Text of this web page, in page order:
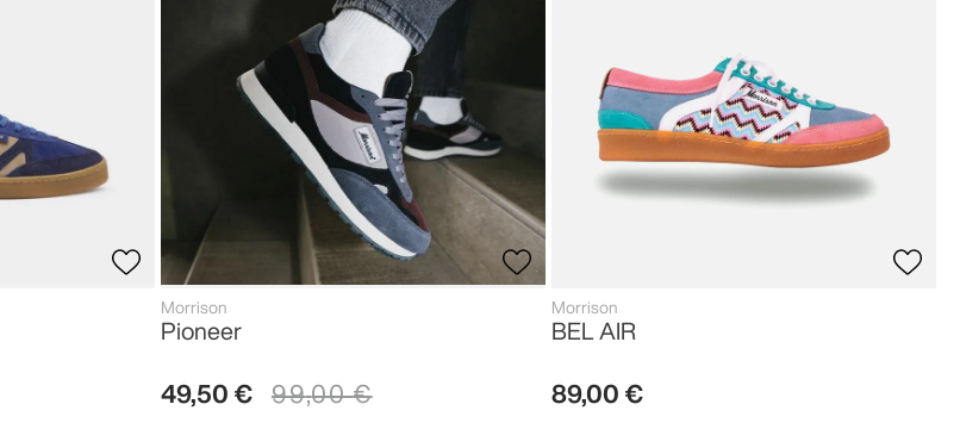
Morrison
Pioneer
49,50 € 99,00 €
Morrison
BEL AIR
89,00 €